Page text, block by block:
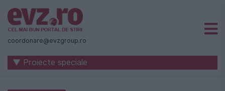
Știri
naționale
internaționale
coordonare@evzgroup.ro
▼ Proiecte speciale